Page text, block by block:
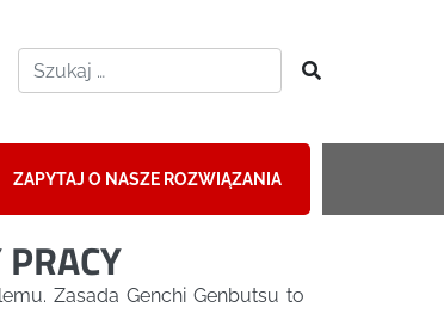
ZAPYTAJ O NASZE ROZWIĄZANIA
Zasada Genchi Genbutsu to